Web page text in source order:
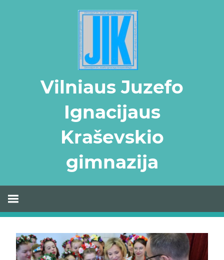
Vilniaus Juzefo
Ignacijaus
Kraševskio
gimnazija